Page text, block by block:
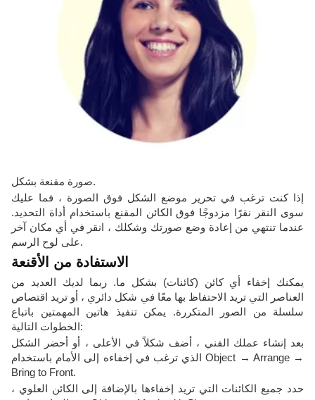
صورة مقنعة بشكل.
إذا كنت ترغب في تحرير موضع الشكل فوق الصورة ، فما عليك
سوى النقر نقرًا مزدوجًا فوق الكائن المقنع باستخدام أداة التحديد.
عندما تنتهي من إعادة وضع صورتك وشكلك ، انقر في أي مكان آخر
على لوح الرسم.
الاستفادة من الأقنعة
يمكنك إخفاء أي كائن (كائنات) بشكل ما. ربما لديك العديد من
العناصر التي تريد الاحتفاظ بها معًا في شكل دائري ، أو تريد اقتصاص
سلسلة من الصور المتكررة. يمكن تنفيذ هاتين المهمتين باتباع
الخطوات التالية:
بعد إنشاء عملك الفني ، أضف شكلاً في الأعلى ، أو أحضر الشكل
الذي ترغب في إخفاءه إلى الأمام باستخدام Object → Arrange →
Bring to Front.
حدد جميع الكائنات التي تريد إخفاءها بالإضافة إلى الكائن العلوي ،